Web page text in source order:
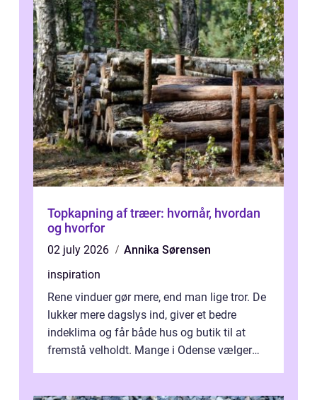
Topkapning af træer: hvornår, hvordan
og hvorfor
02 july 2026
Annika Sørensen
inspiration
Rene vinduer gør mere, end man lige tror. De
lukker mere dagslys ind, giver et bedre
indeklima og får både hus og butik til at
fremstå velholdt. Mange i Odense vælger